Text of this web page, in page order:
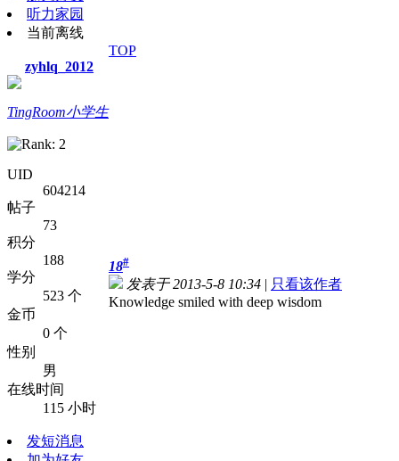
听力家园
当前离线
TOP
zyhlq_2012
TingRoom小学生
UID
604214
帖子
73
积分
188
学分
523 个
金币
0 个
性别
男
在线时间
115 小时
发短消息
18#
发表于 2013-5-8 10:34 | 只看该作者
Knowledge smiled with deep wisdom